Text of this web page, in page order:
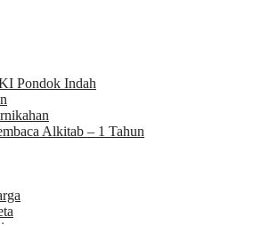
Pondok Indah
Alkitab – 1 Tahun